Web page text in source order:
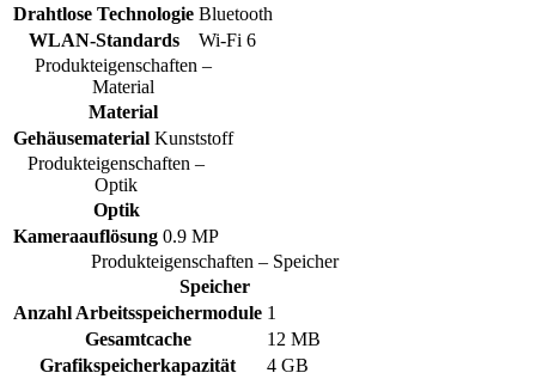
Drahtlose Technologie Bluetooth
WLAN-Standards
Wi-Fi 6
Produkteigenschaften –
Material
Material
Gehäusematerial Kunststoff
Produkteigenschaften –
Optik
Optik
Kameraauflösung 0.9 MP
Produkteigenschaften – Speicher
Speicher
Anzahl Arbeitsspeichermodule 1
Gesamtcache
12 MB
Grafikspeicherkapazität
4 GB